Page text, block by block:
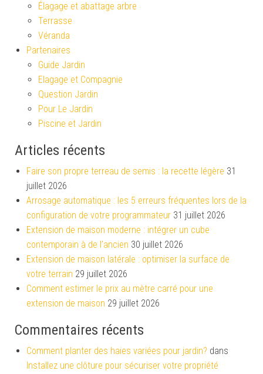
Élagage et abattage arbre
Terrasse
Véranda
Partenaires
Guide Jardin
Elagage et Compagnie
Question Jardin
Pour Le Jardin
Piscine et Jardin
Articles récents
Faire son propre terreau de semis : la recette légère 31
juillet 2026
Arrosage automatique : les 5 erreurs fréquentes lors de la
configuration de votre programmateur 31 juillet 2026
Extension de maison moderne : intégrer un cube
contemporain à de l’ancien 30 juillet 2026
Extension de maison latérale : optimiser la surface de
votre terrain 29 juillet 2026
Comment estimer le prix au mètre carré pour une
extension de maison 29 juillet 2026
Commentaires récents
Comment planter des haies variées pour jardin? dans
Installez une clôture pour sécuriser votre propriété